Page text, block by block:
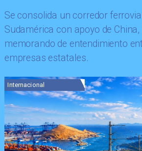
Se consolida un corredor
Sudamérica con apoyo de
memorando de entendimiento
empresas estatales.
Internacional